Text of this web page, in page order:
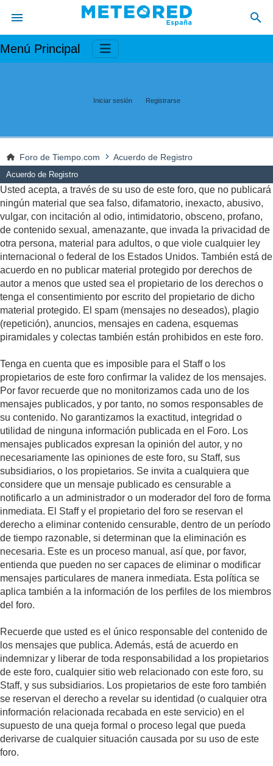
Menú Principal
Iniciar sesión Registrarse
Foro de Tiempo.com Acuerdo de Registro
Acuerdo de Registro
Usted acepta, a través de su uso de este foro, que no publicará
ningún material que sea falso, difamatorio, inexacto, abusivo,
vulgar, con incitación al odio, intimidatorio, obsceno, profano,
de contenido sexual, amenazante, que invada la privacidad de
otra persona, material para adultos, o que viole cualquier ley
internacional o federal de los Estados Unidos. También está de
acuerdo en no publicar material protegido por derechos de
autor a menos que usted sea el propietario de los derechos o
tenga el consentimiento por escrito del propietario de dicho
material protegido. El spam (mensajes no deseados), plagio
(repetición), anuncios, mensajes en cadena, esquemas
piramidales y colectas también están prohibidos en este foro.
Tenga en cuenta que es imposible para el Staff o los
propietarios de este foro confirmar la validez de los mensajes.
Por favor recuerde que no monitorizamos cada uno de los
mensajes publicados, y por tanto, no somos responsables de
su contenido. No garantizamos la exactitud, integridad o
utilidad de ninguna información publicada en el Foro. Los
mensajes publicados expresan la opinión del autor, y no
necesariamente las opiniones de este foro, su Staff, sus
subsidiarios, o los propietarios. Se invita a cualquiera que
considere que un mensaje publicado es censurable a
notificarlo a un administrador o un moderador del foro de forma
inmediata. El Staff y el propietario del foro se reservan el
derecho a eliminar contenido censurable, dentro de un período
de tiempo razonable, si determinan que la eliminación es
necesaria. Este es un proceso manual, así que, por favor,
entienda que pueden no ser capaces de eliminar o modificar
mensajes particulares de manera inmediata. Esta política se
aplica también a la información de los perfiles de los miembros
del foro.
Recuerde que usted es el único responsable del contenido de
los mensajes que publica. Además, está de acuerdo en
indemnizar y liberar de toda responsabilidad a los propietarios
de este foro, cualquier sitio web relacionado con este foro, su
Staff, y sus subsidiarios. Los propietarios de este foro también
se reservan el derecho a revelar su identidad (o cualquier otra
información relacionada recabada en este servicio) en el
supuesto de una queja formal o proceso legal que pueda
derivarse de cualquier situación causada por su uso de este
foro.